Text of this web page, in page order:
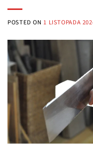
POSTED ON 1 LISTOPADA